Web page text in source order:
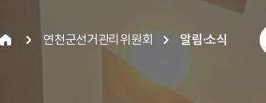
연천군선거관리위원회 알림·소식